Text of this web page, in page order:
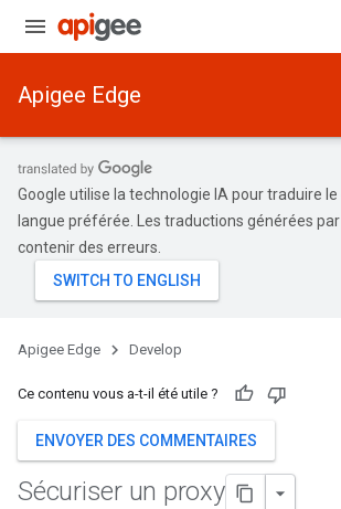
Apigee Edge
Google utilise la technologie IA pour traduire
langue préférée. Les traductions générées
contenir des erreurs.
Apigee Edge Develop
Ce contenu vous a-t-il été utile ?
ENVOYER DES COMMENTAIRES
Sécuriser un proxy